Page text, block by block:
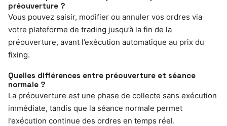
préouverture ?
Vous pouvez saisir, modifier ou annuler vos ordres via
votre plateforme de trading jusqu’à la fin de la
préouverture, avant l’exécution automatique au prix du
fixing.
Quelles différences entre préouverture et séance
normale ?
La préouverture est une phase de collecte sans exécution
immédiate, tandis que la séance normale permet
l’exécution continue des ordres en temps réel.